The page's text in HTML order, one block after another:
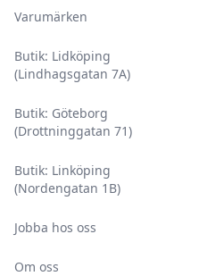
Varumärken
Butik: Lidköping
(Lindhagsgatan 7A)
Butik: Göteborg
(Drottninggatan 71)
Butik: Linköping
(Nordengatan 1B)
Jobba hos oss
Om oss